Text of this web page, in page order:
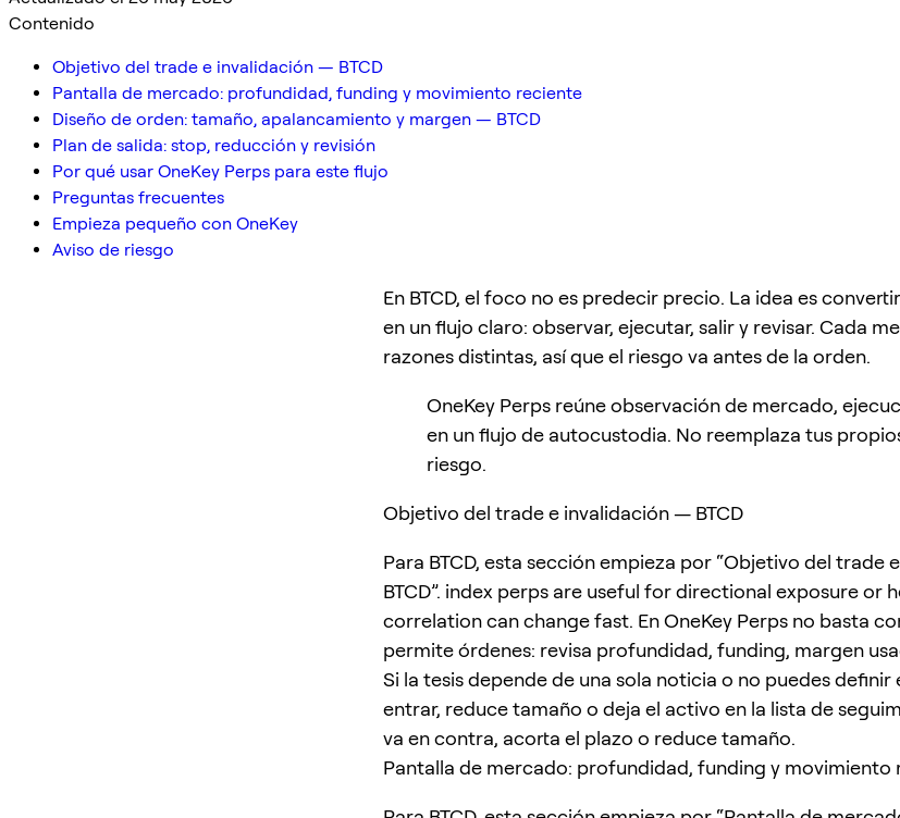
Contenido
Objetivo del trade e invalidación — BTCD
Pantalla de mercado: profundidad, funding y movimiento reciente
Diseño de orden: tamaño, apalancamiento y margen — BTCD
Plan de salida: stop, reducción y revisión
Por qué usar OneKey Perps para este flujo
Preguntas frecuentes
Empieza pequeño con OneKey
Aviso de riesgo
En BTCD, el foco no es predecir precio. La idea es
en un flujo claro: observar, ejecutar, salir y revisar. Cada
razones distintas, así que el riesgo va antes de la orden.
OneKey Perps reúne observación de mercado,
en un flujo de autocustodia. No reemplaza tus
riesgo.
Objetivo del trade e invalidación — BTCD
Para BTCD, esta sección empieza por “Objetivo del trade
BTCD”. index perps are useful for directional exposure or
correlation can change fast. En OneKey Perps no basta
permite órdenes: revisa profundidad, funding, margen
Si la tesis depende de una sola noticia o no puedes definir
entrar, reduce tamaño o deja el activo en la lista de
va en contra, acorta el plazo o reduce tamaño.
Pantalla de mercado: profundidad, funding y movimiento